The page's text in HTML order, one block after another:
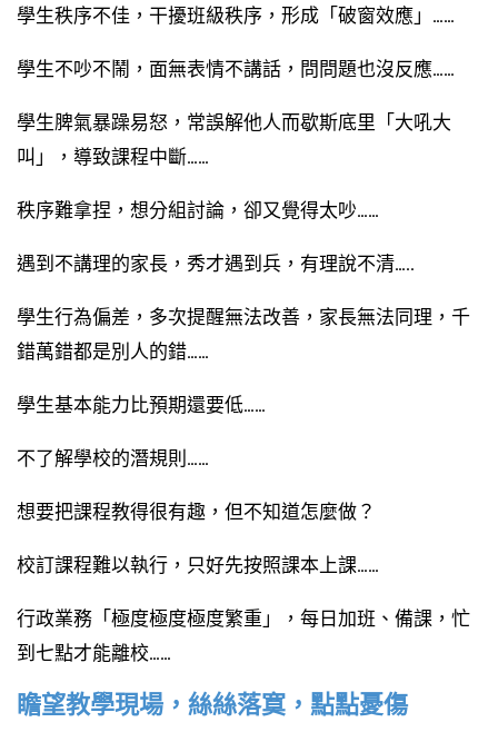
學生秩序不佳，干擾班級秩序，形成「破窗效應」……
學生不吵不鬧，面無表情不講話，問問題也沒反應……
學生脾氣暴躁易怒，常誤解他人而歇斯底里「大吼大
叫」，導致課程中斷……
秩序難拿捏，想分組討論，卻又覺得太吵……
遇到不講理的家長，秀才遇到兵，有理說不清…..
學生行為偏差，多次提醒無法改善，家長無法同理，千
錯萬錯都是別人的錯……
學生基本能力比預期還要低……
不了解學校的潛規則……
想要把課程教得很有趣，但不知道怎麼做？
校訂課程難以執行，只好先按照課本上課……
行政業務「極度極度極度繁重」，每日加班、備課，忙
到七點才能離校……
瞻望教學現場，絲絲落寞，點點憂傷